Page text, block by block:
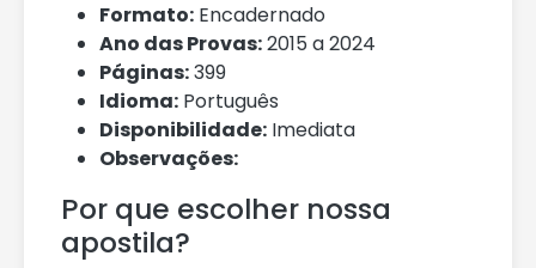
Formato: Encadernado
Ano das Provas:2015 a 2024
Páginas:399
Idioma: Português
Disponibilidade: Imediata
Observações:
Por que escolher nossa
apostila?